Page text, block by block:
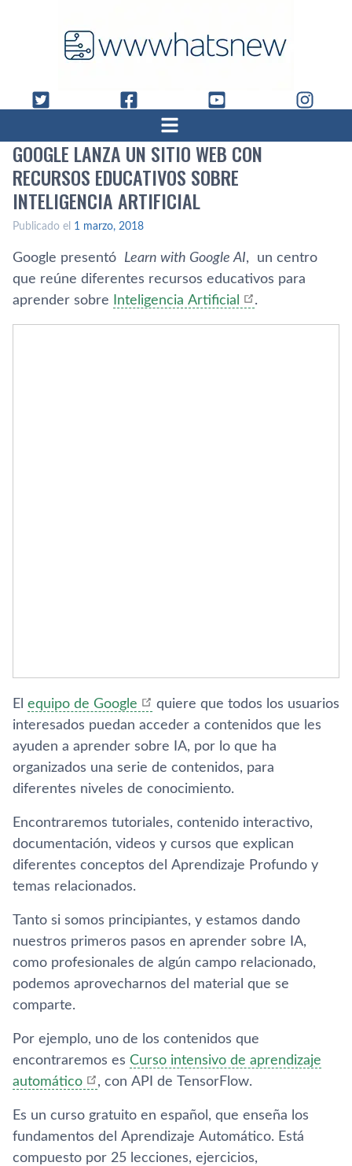
GOOGLE LANZA UN SITIO WEB CON
RECURSOS EDUCATIVOS SOBRE
INTELIGENCIA ARTIFICIAL
Publicado el 1 marzo, 2018
Google presentó Learn with Google AI, un centro
que reúne diferentes recursos educativos para
aprender sobre
Inteligencia Artificial .
El equipo de Google
quiere que todos los usuarios
interesados puedan acceder a contenidos que les
ayuden a aprender sobre IA, por lo que ha
organizados una serie de contenidos, para
diferentes niveles de conocimiento.
Encontraremos tutoriales, contenido interactivo,
documentación, videos y cursos que explican
diferentes conceptos del Aprendizaje Profundo y
temas relacionados.
Tanto si somos principiantes, y estamos dando
nuestros primeros pasos en aprender sobre IA,
como profesionales de algún campo relacionado,
podemos aprovecharnos del material que se
comparte.
Por ejemplo, uno de los contenidos que
encontraremos es Curso intensivo de aprendizaje
automático
, con API de TensorFlow.
Es un curso gratuito en español, que enseña los
fundamentos del Aprendizaje Automático. Está
compuesto por 25 lecciones, ejercicios,